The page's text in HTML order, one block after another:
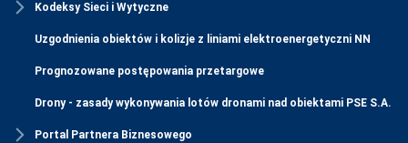
Kodeksy Sieci i Wytyczne
Uzgodnienia obiektów i kolizje z liniami elektroenergetyczni NN
Prognozowane postępowania przetargowe
Drony - zasady wykonywania lotów dronami nad obiektami PSE S.A.
Portal Partnera Biznesowego